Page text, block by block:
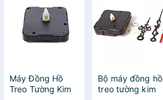
Máy Đồng Hồ
Treo Tường Kim
Bộ máy đồng hồ
treo tường kim